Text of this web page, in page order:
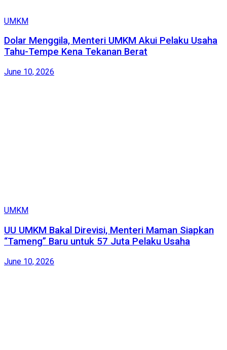
UMKM
Dolar Menggila, Menteri UMKM Akui Pelaku Usaha
Tahu-Tempe Kena Tekanan Berat
June 10, 2026
UMKM
UU UMKM Bakal Direvisi, Menteri Maman Siapkan
“Tameng” Baru untuk 57 Juta Pelaku Usaha
June 10, 2026